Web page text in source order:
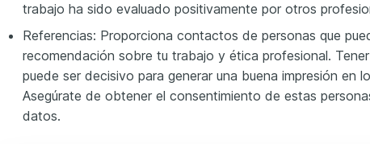
trabajo ha sido evaluado positivamente por otros
Referencias: Proporciona contactos de personas que
recomendación sobre tu trabajo y ética profesional.
puede ser decisivo para generar una buena impresión en
Asegúrate de obtener el consentimiento de estas
datos.